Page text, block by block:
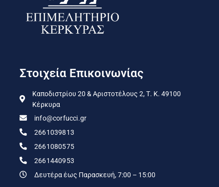
Στοιχεία Επικοινωνίας
Καποδιστρίου 20 & Αριστοτέλους 2, Τ. Κ. 49100
Κέρκυρα
info@corfucci.gr
2661039813
2661080575
2661440953
Δευτέρα έως Παρασκευή, 7:00 – 15:00